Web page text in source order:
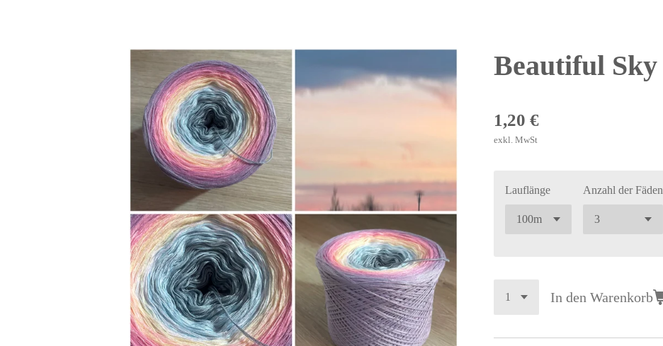
Beautiful Sky
1,20 €
exkl. MwSt
Lauflänge Anzahl der Fäden
In den Warenkorb